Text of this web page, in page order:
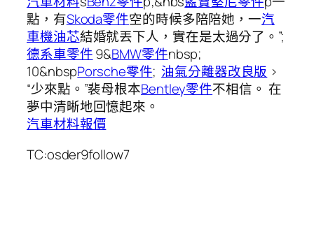
點，有Skoda零件空的時候多陪陪她，一汽
車機油芯結婚就丟下人，實在是太過分了。”;
德系車零件9&BMW零件nbsp;
10&nbspPorsche零件; 油氣分離器改良版 >
“少來點。”裴母根本Bentley零件不相信。 在
夢中清晰地回憶起來。
汽車材料報價
TC:osder9follow7